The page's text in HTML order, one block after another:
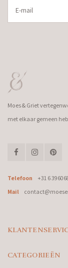
Moes & Griet
met elkaar gemeen
Telefoon
+31 6
Mail
CATEGORIEËN